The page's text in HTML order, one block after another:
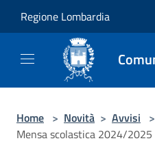
Regione Lombardia
Home > Novità > Avvisi >
Mensa scolastica 2024/2025